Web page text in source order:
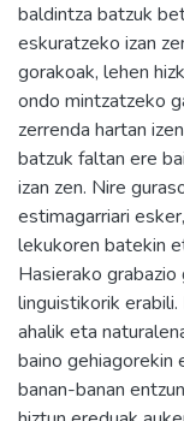
baldintza batzuk
eskuratzeko izan
gorakoak, lehen
ondo mintzatzeko
zerrenda hartan
batzuk faltan ere
izan zen. Nire
estimagarriari
lekukoren batekin
Hasierako
linguistikorik
ahalik eta
baino gehiagorekin
banan-banan